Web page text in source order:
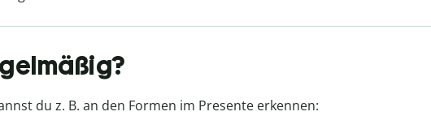
du z. B. an den Formen im Presente erkennen: